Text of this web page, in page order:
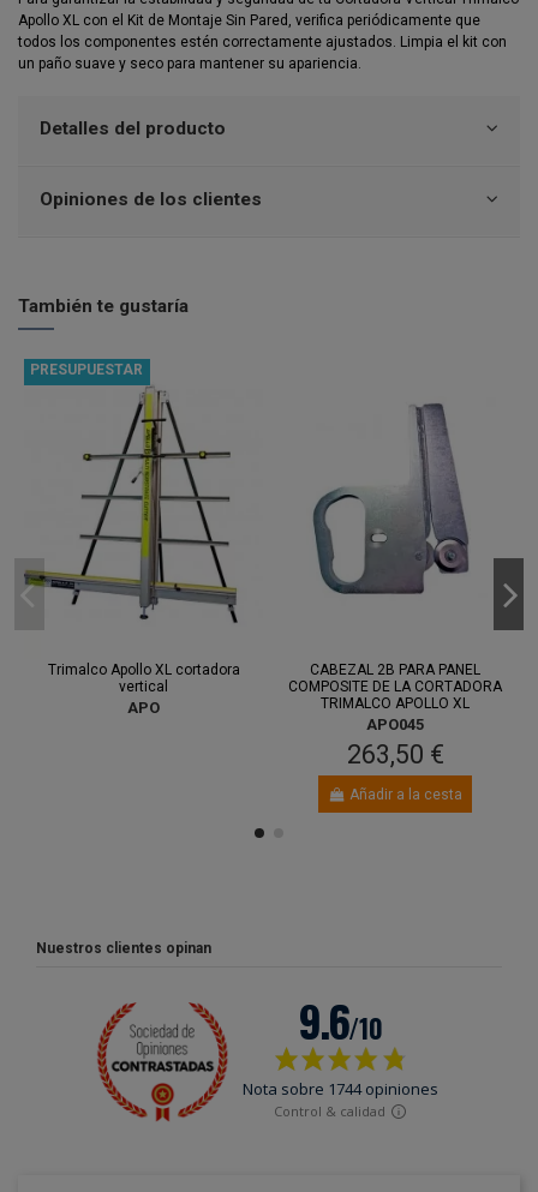
Apollo XL con el Kit de Montaje Sin Pared, verifica periódicamente que
todos los componentes estén correctamente ajustados. Limpia el kit con
un paño suave y seco para mantener su apariencia.
Detalles del producto
Opiniones de los clientes
También te gustaría
PRESUPUESTAR
Trimalco Apollo XL cortadora
vertical
APO
CABEZAL 2B PARA PANEL
COMPOSITE DE LA CORTADORA
TRIMALCO APOLLO XL
APO045
263,50 €
Añadir a la cesta
Nuestros clientes opinan